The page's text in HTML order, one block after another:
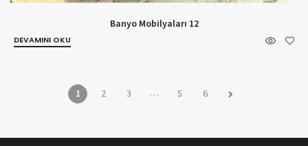
Banyo Mobilyaları 12
DEVAMINI OKU
1 2 3 … 5 6